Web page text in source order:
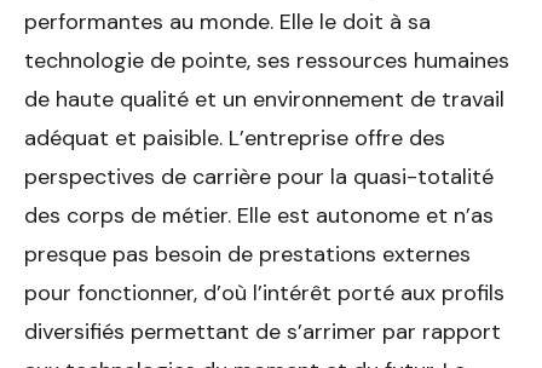
performantes au monde. Elle le doit à sa
technologie de pointe, ses ressources humaines
de haute qualité et un environnement de travail
adéquat et paisible. L’entreprise offre des
perspectives de carrière pour la quasi-totalité
des corps de métier. Elle est autonome et n’as
presque pas besoin de prestations externes
pour fonctionner, d’où l’intérêt porté aux profils
diversifiés permettant de s’arrimer par rapport